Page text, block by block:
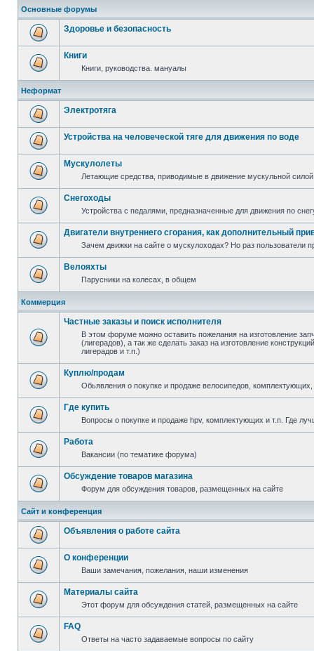
Основные форумы
Здоровье и безопасность
Книги
Книги, руководства. мануалы
Неформат
Электротяга
Устройства на человеческой тяге для движения по воде
Мускулолеты
Летающие средства, приводимые в движение мускульной силой
Снегоходы
Устройства с педалями, предназначенные для движения по
Двигатели внутреннего сгорания, как дополнительный
Зачем движки на сайте о мускулоходах? Но раз пользователи
Велояхты
Парусники на колесах, в общем
Коммерция
Частные заказы и поиск исполнителя
В этом форуме можно оставить пожелания на изготовление
(лигерадов), а так же сделать заказ на изготовление
лигерадов и т.п.)
Куплю/продам
Обьявления о покупке и продаже велосипедов,
Где купить
Вопросы о покупке и продаже hpv, комплектующих и т.п. Где
Работа
Вакансии (по тематике форума)
Обсуждение товаров магазина
Форум для обсуждения товаров, размещенных на сайте
Сайт и конференция
Объявления о работе сайта
О конференции
Ваши замечания, пожелания, наши изменения
Материалы сайта
Этот форум для обсуждения статей, размещенных на сайте
FAQ
Ответы на часто задаваемые вопросы по сайту